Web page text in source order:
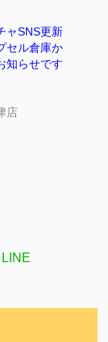
ャSNS更新
セル倉庫か
知らせです
店